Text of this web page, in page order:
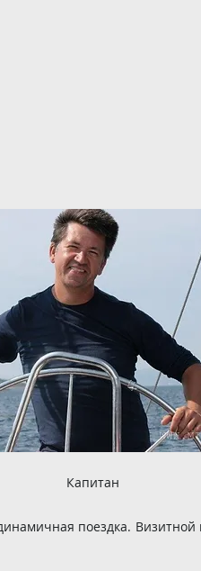
Капитан
поездка.